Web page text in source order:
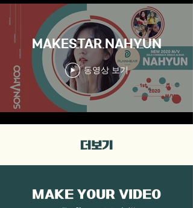
MAKESTAR NAHYUN
동영상 보기
더보기
MAKE YOUR VIDEO